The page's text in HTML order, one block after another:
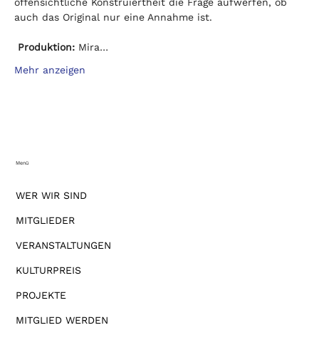
auch das Original nur eine Annahme ist.
Produktion: Mira…
Mehr anzeigen
WER WIR SIND
MITGLIEDER
VERANSTALTUNGEN
KULTURPREIS
PROJEKTE
MITGLIED WERDEN
Menü